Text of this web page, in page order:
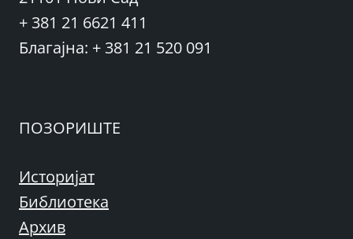
+ 381 21 6621 411
Благајна: + 381 21 520 091
ПОЗОРИШТЕ
Историјат
Библиотека
Архив